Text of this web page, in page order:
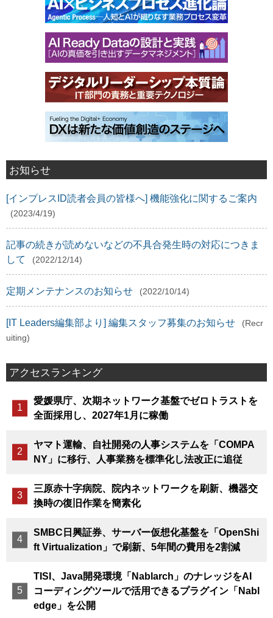
お知らせ
[インプレスID読者会員の皆様へ] 機能強化に関するご案内
(2023/4/19)
記事の続きが読めないなどの不具合発生時の対応につきま
して
(2022/12/14)
定期メンテナンスのお知らせ (2022/10/14)
[IT Leaders編集部より] 編集スタッフ募集のお知らせ
(Recr
uiting)
アクセスランキング
愛媛県庁、次期ネットワーク基盤でゼロトラストを
全面採用し、2027年1月に稼働
ヤマト運輸、自社開発の人事システムを「COMPA
NY」に移行、人事業務を標準化し法改正に追従
三原赤十字病院、院内ネットワークを刷新、機器交
換時の復旧作業を簡素化
SMBC日興証券、サーバー仮想化基盤を「OpenShi
ft Virtualization」で刷新、5年間の費用を2割減
TISI、Java開発環境「Nablarch」のナレッジをAI
コーディングツールで活用できるプラグイン「Nabl
edge」を公開